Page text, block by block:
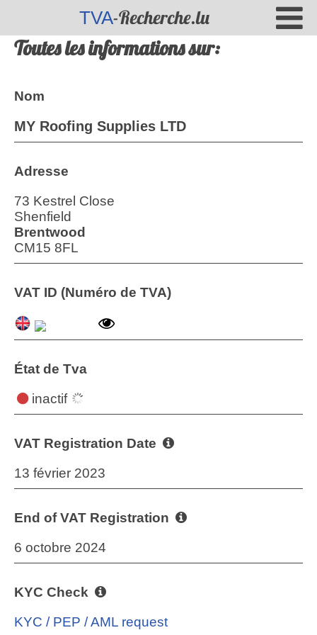
TVA-Recherche.lu
Toutes les informations sur:
Nom
MY Roofing Supplies LTD
Adresse
73 Kestrel Close
Shenfield
Brentwood
CM15 8FL
VAT ID (Numéro de TVA)
État de Tva
inactif
VAT Registration Date
13 février 2023
End of VAT Registration
6 octobre 2024
KYC Check
KYC / PEP / AML request